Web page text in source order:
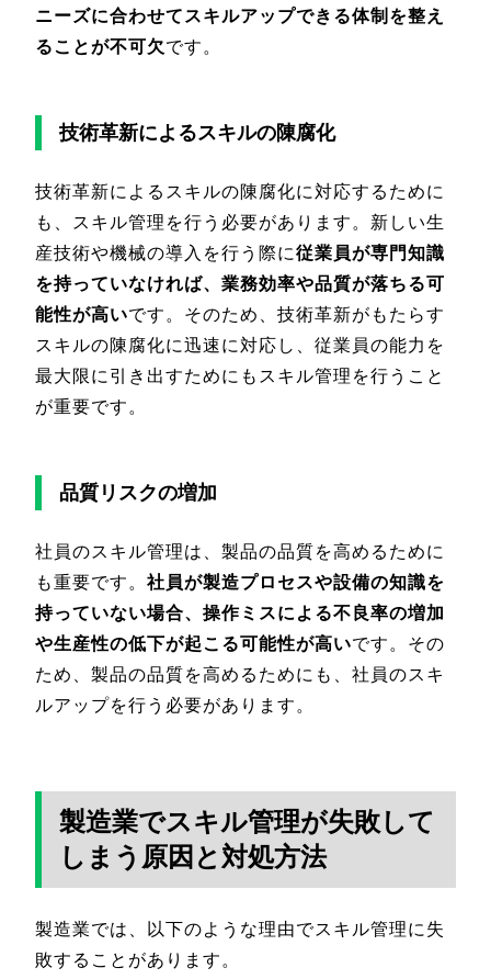
ニーズに合わせてスキルアップできる体制を整え
ることが不可欠です。
技術革新によるスキルの陳腐化
技術革新によるスキルの陳腐化に対応するために
も、スキル管理を行う必要があります。新しい生
産技術や機械の導入を行う際に従業員が専門知識
を持っていなければ、業務効率や品質が落ちる可
能性が高いです。そのため、技術革新がもたらす
スキルの陳腐化に迅速に対応し、従業員の能力を
最大限に引き出すためにもスキル管理を行うこと
が重要です。
品質リスクの増加
社員のスキル管理は、製品の品質を高めるために
も重要です。 社員が製造プロセスや設備の知識を
持っていない場合、操作ミスによる不良率の増加
や生産性の低下が起こる可能性が高いです。その
ため、製品の品質を高めるためにも、社員のスキ
ルアップを行う必要があります。
製造業でスキル管理が失敗して
しまう原因と対処方法
製造業では、以下のような理由でスキル管理に失
敗することがあります。